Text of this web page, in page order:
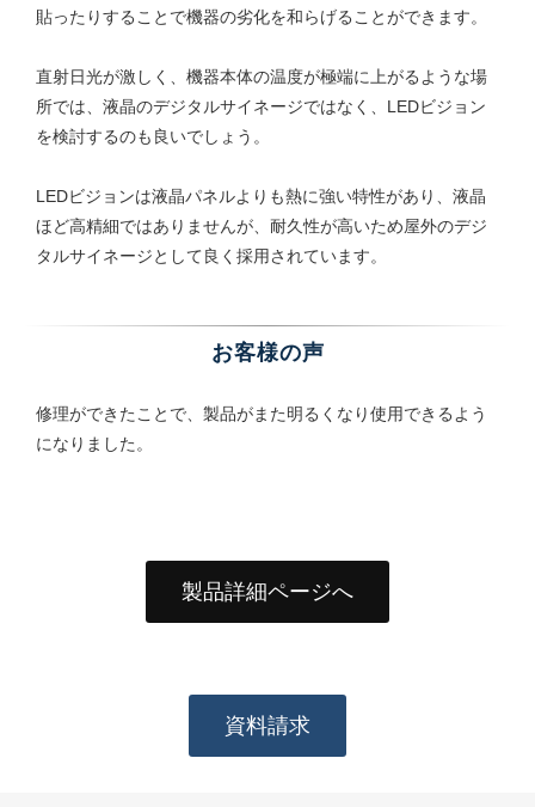
貼ったりすることで機器の劣化を和らげることができます。
直射日光が激しく、機器本体の温度が極端に上がるような場
所では、液晶のデジタルサイネージではなく、LEDビジョン
を検討するのも良いでしょう。
LEDビジョンは液晶パネルよりも熱に強い特性があり、液晶
ほど高精細ではありませんが、耐久性が高いため屋外のデジ
タルサイネージとして良く採用されています。
お客様の声
修理ができたことで、製品がまた明るくなり使用できるよう
になりました。
製品詳細ページへ
資料請求